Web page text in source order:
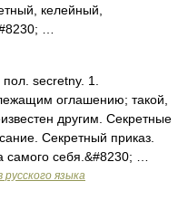
келейный,
…
secretny. 1.
оглашению; такой,
другим. Секретные
Секретный приказ.
себя.&#8230; …
языка